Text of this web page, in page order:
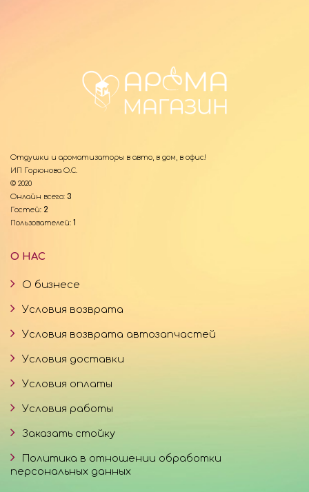
Отдушки и ароматизаторы в авто, в дом, в офис!
ИП Горюнова О.С.
© 2020
Онлайн всего: 3
Гостей: 2
Пользователей: 1
О НАС
О бизнесе
Условия возврата
Условия возврата автозапчастей
Условия доставки
Условия оплаты
Условия работы
Заказать стойку
Политика в отношении обработки
персональных данных